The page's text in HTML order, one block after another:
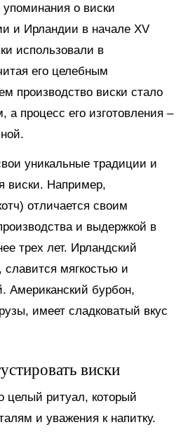
о виски
и Ирландии в начале XV
использовали в
его целебным
производство виски стало
а процесс его изготовления –
уникальные традиции и
виски. Например,
отличается своим
и выдержкой в
трех лет. Ирландский
мягкостью и
Американский бурбон,
имеет сладковатый вкус
виски
целый ритуал, который
и уважения к напитку.